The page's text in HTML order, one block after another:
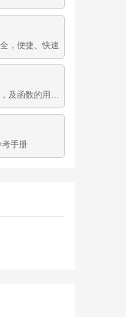
，便捷、快速
提供常用 MySQL 内置函数，及函数的用法示例
考手册